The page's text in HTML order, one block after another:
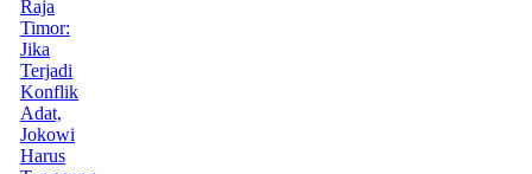
Raja
Timor:
Jika
Terjadi
Konflik
Adat,
Jokowi
Harus